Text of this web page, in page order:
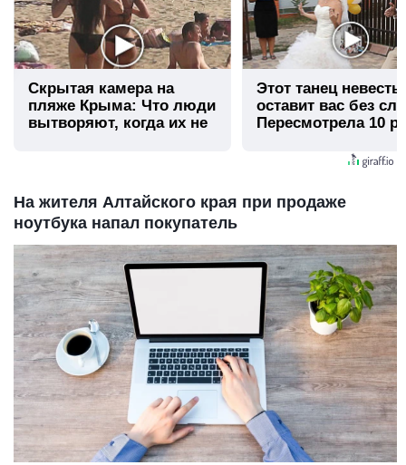
Скрытая камера на
пляже Крыма: Что люди
вытворяют, когда их не
Этот танец невесты
оставит вас без
Пересмотрела 10
На жителя Алтайского края при продаже
ноутбука напал покупатель